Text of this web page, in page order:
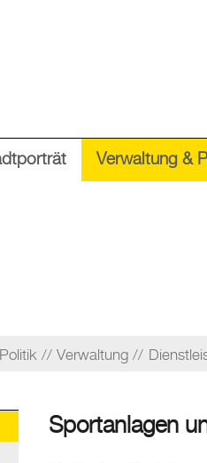
Verwaltung &
Verwaltung
Sportanlagen